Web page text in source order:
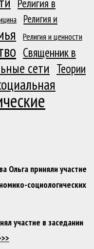
Религия в
Религия и
Религия и ценности
Священник в
сети Теории
Ольга приняли участие
социологических
участие в заседании